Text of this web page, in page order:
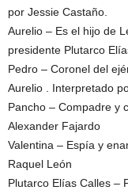
por Jessie Castaño.
Aurelio – Es el hijo de
presidente Plutarco
Pedro – Coronel del
Aurelio . Interpretado
Pancho – Compadre y
Alexander Fajardo
Valentina – Espía y
Raquel León
Plutarco Elías Calles –